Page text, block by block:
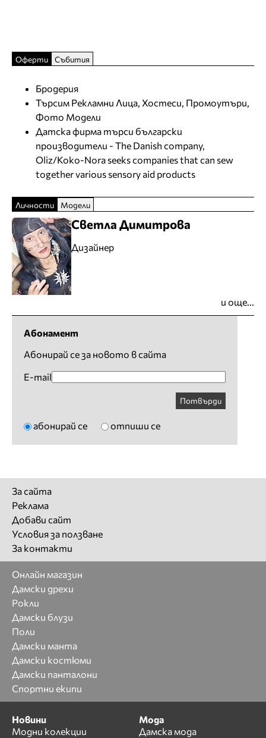
Оферти Събития
Бродерия
Търсим Рекламни Лица, Хостеси, Промоутъри,
Фото Модели
Датска фирма търси български
производители - The Danish company,
Oliz/Koko-Nora seeks companies that can sew
together various sensory aid products
Личности Модели
Светла Димитрова
Дизайнер
и още...
Абонамент
Абонирай се за новото в сайта
E-mail
Потвърди
абонирай се отпиши се
За сайта
Реклама
Добави сайт
Условия за ползване
За контакти
Онлайн магазин
Дамски дрехи
Рокли
Дамски блузи
Поли
Дамски манта
Дамски костюми
Дамски панталони
Спортни екипи
Новини
Модни колекции
Мода
Дамска мода